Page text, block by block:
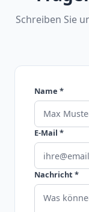
Schreiben Sie
Name *
E-Mail *
Nachricht *